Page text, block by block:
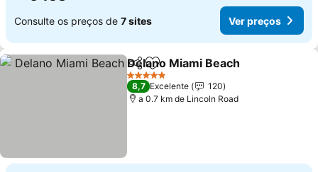
Consulte os preços de 7 sites Ver preços
PartilharAdicionar aos favoritos
Delano Miami Beach
5 Estrelas
8,7 Excelente
120
a 0.7 km de Lincoln Road